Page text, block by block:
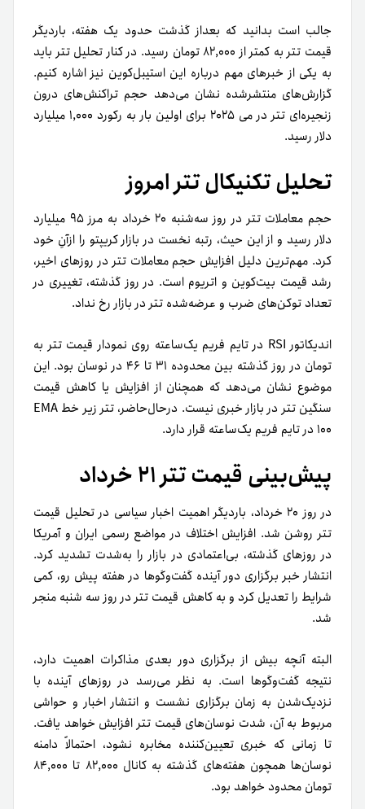
جالب است بدانید که بعداز گذشت حدود یک هفته، باردیگر
قیمت تتر به کمتر از ۸۲,۰۰۰ تومان رسید. در کنار تحلیل تتر باید
به یکی از خبرهای مهم درباره این استیبل‌کوین نیز اشاره کنیم.
گزارش‌های منتشرشده نشان می‌دهد حجم تراکنش‌های درون
زنجیره‌ای تتر در می ۲۰۲۵ برای اولین بار به رکورد ۱,۰۰۰ میلیارد
دلار رسید.
تحلیل تکنیکال تتر امروز
حجم معاملات تتر در روز سه‌شنبه ۲۰ خرداد به مرز ۹۵ میلیارد
دلار رسید و از این حیث، رتبه نخست در بازار کریپتو را ازآنِ خود
کرد. مهم‌ترین دلیل افزایش حجم معاملات تتر در روزهای اخیر،
رشد قیمت بیت‌کوین و اتریوم است. در روز گذشته، تغییری در
تعداد توکن‌های ضرب و عرضه‌شده تتر در بازار رخ نداد.
اندیکاتور RSI در تایم فریم یک‌ساعته روی نمودار قیمت تتر به
تومان در روز گذشته بین محدوده ۳۱ تا ۴۶ در نوسان بود. این
موضوع نشان می‌دهد که همچنان از افزایش یا کاهش قیمت
سنگین تتر در بازار خبری نیست. در‌حال‌حاضر، تتر زیر خط EMA
۱۰۰ در تایم فریم یک‌ساعته قرار دارد.
پیش‌بینی قیمت تتر ۲۱ خرداد
در روز ۲۰ خرداد، باردیگر اهمیت اخبار سیاسی در تحلیل قیمت
تتر روشن شد. افزایش اختلاف در مواضع رسمی ایران و آمریکا
در روزهای گذشته، بی‌اعتمادی در بازار را به‌شدت تشدید کرد.
انتشار خبر برگزاری دور آینده گفت‌وگوها در هفته پیش رو، کمی
شرایط را تعدیل کرد و به کاهش قیمت تتر در روز سه شنبه منجر
شد.
البته آنچه بیش از برگزاری دور بعدی مذاکرات اهمیت دارد،
نتیجه گفت‌وگوها است. به‌ نظر می‌رسد در روزهای آینده با
نزدیک‌شدن به زمان برگزاری نشست و انتشار اخبار و حواشی
مربوط به آن، شدت نوسان‌های قیمت تتر افزایش خواهد یافت.
تا زمانی که خبری تعیین‌کننده مخابره نشود، احتمالاً دامنه
نوسان‌ها همچون هفته‌های گذشته به کانال ۸۲,۰۰۰ تا ۸۴,۰۰۰
تومان محدود خواهد بود.